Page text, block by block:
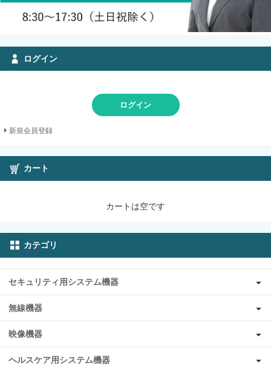
ログイン
ログイン
新規会員登録
カート
カートは空です
カテゴリ
セキュリティ用システム機器
無線機器
映像機器
ヘルスケア用システム機器